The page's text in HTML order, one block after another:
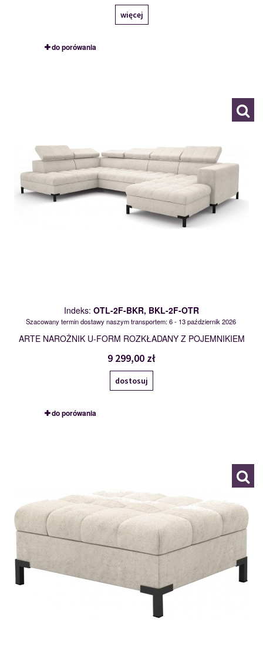
więcej
do porówania
Indeks: OTL-2F-BKR, BKL-2F-OTR
Szacowany termin dostawy naszym transportem: 6 - 13 październik 2026
ARTE NAROŻNIK U-FORM ROZKŁADANY Z POJEMNIKIEM
9 299,00 zł
dostosuj
do porówania